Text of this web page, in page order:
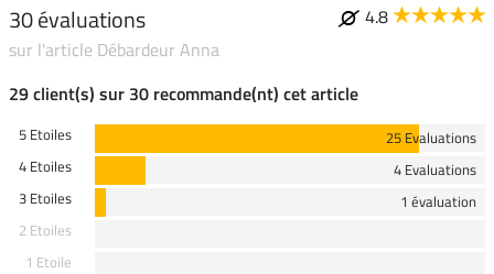
30 évaluations
4.8
sur l'article Débardeur Anna
29 client(s) sur 30 recommande(nt) cet article
5 Etoiles
25 Evaluations
4 Etoiles
4 Evaluations
3 Etoiles
1 évaluation
2 Etoiles
1 Etoile